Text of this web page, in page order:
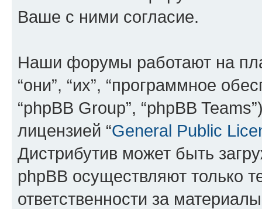
Ваше с ними согласие.
Наши форумы работают на
“они”, “их”, “программное
“phpBB Group”, “phpBB
лицензией “General Public
Дистрибутив может быть
phpBB осуществляют только
ответственности за